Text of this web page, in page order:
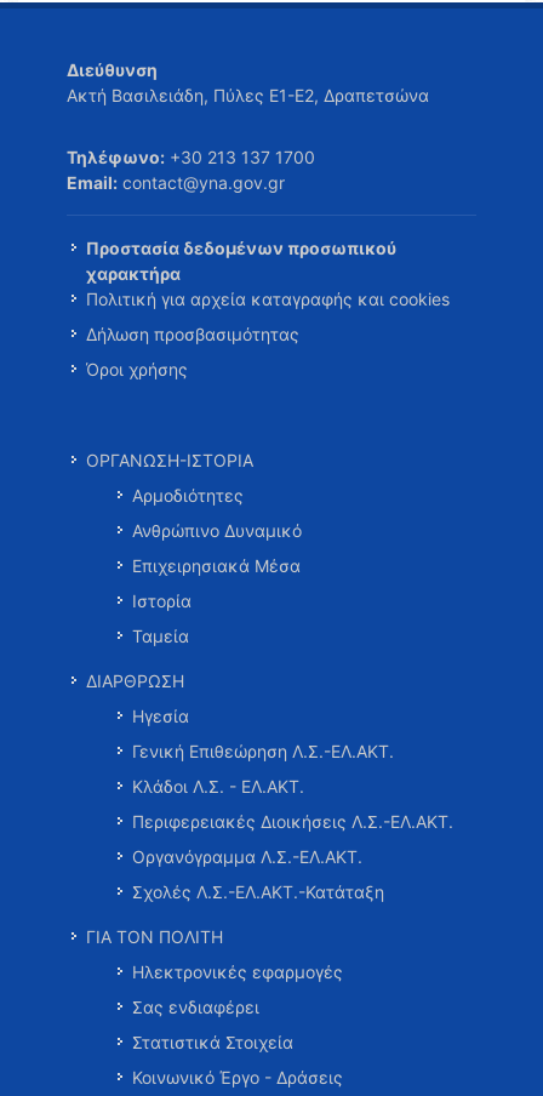
Διεύθυνση
Ακτή Βασιλειάδη, Πύλες Ε1-Ε2, Δραπετσώνα
Τηλέφωνο: +30 213 137 1700
Email: contact@yna.gov.gr
Προστασία δεδομένων προσωπικού
χαρακτήρα
Πολιτική για αρχεία καταγραφής και cookies
Δήλωση προσβασιμότητας
Όροι χρήσης
ΟΡΓΑΝΩΣΗ-ΙΣΤΟΡΙΑ
Αρμοδιότητες
Ανθρώπινο Δυναμικό
Επιχειρησιακά Μέσα
Ιστορία
Ταμεία
ΔΙΑΡΘΡΩΣΗ
Ηγεσία
Γενική Επιθεώρηση Λ.Σ.-ΕΛ.ΑΚΤ.
Κλάδοι Λ.Σ. - ΕΛ.ΑΚΤ.
Περιφερειακές Διοικήσεις Λ.Σ.-ΕΛ.ΑΚΤ.
Οργανόγραμμα Λ.Σ.-ΕΛ.ΑΚΤ.
Σχολές Λ.Σ.-ΕΛ.ΑΚΤ.-Κατάταξη
ΓΙΑ ΤΟΝ ΠΟΛΙΤΗ
Ηλεκτρονικές εφαρμογές
Σας ενδιαφέρει
Στατιστικά Στοιχεία
Κοινωνικό Έργο - Δράσεις